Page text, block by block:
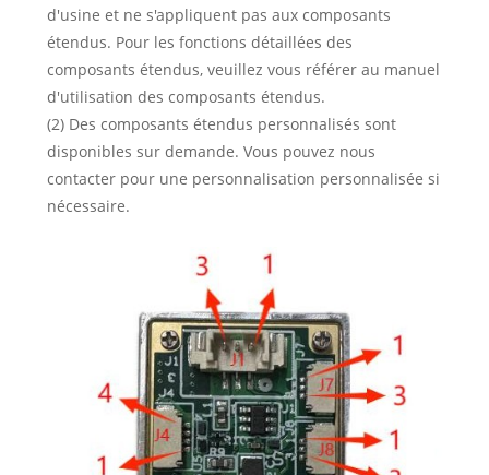
d'usine et ne s'appliquent pas aux composants
étendus. Pour les fonctions détaillées des
composants étendus, veuillez vous référer au manuel
d'utilisation des composants étendus.
(2) Des composants étendus personnalisés sont
disponibles sur demande. Vous pouvez nous
contacter pour une personnalisation personnalisée si
nécessaire.